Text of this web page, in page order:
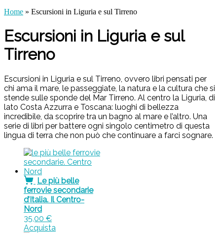
Home » Escursioni in Liguria e sul Tirreno
Escursioni in Liguria e sul
Tirreno
Escursioni in Liguria e sul Tirreno, ovvero libri pensati per
chi ama il mare, le passeggiate, la natura e la cultura che si
stende sulle sponde del Mar Tirreno. Al centro la Liguria, di
lato Costa Azzurra e Toscana: luoghi di bellezza
incredibile, da scoprire tra un bagno al mare e l’altro. Una
serie di libri per battere ogni singolo centimetro di questa
lingua di terra che non può che continuare a farci sognare.
Le più belle
ferrovie secondarie
d’Italia. Il Centro-
Nord
35,00 €
Acquista